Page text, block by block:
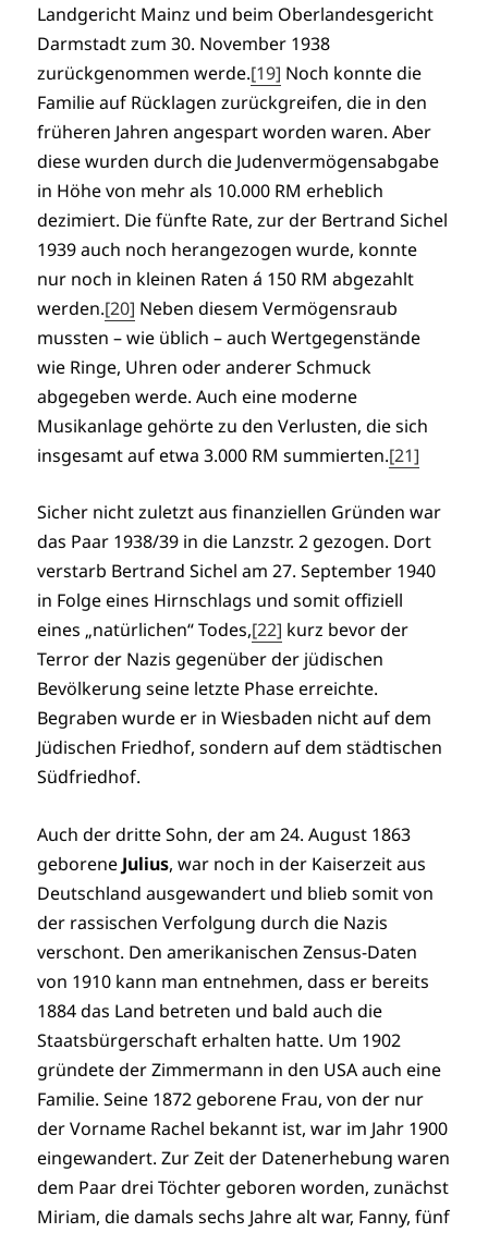
Landgericht Mainz und beim Oberlandesgericht
Darmstadt zum 30. November 1938
zurückgenommen werde.[19] Noch konnte die
Familie auf Rücklagen zurückgreifen, die in den
früheren Jahren angespart worden waren. Aber
diese wurden durch die Judenvermögensabgabe
in Höhe von mehr als 10.000 RM erheblich
dezimiert. Die fünfte Rate, zur der Bertrand Sichel
1939 auch noch herangezogen wurde, konnte
nur noch in kleinen Raten á 150 RM abgezahlt
werden.[20] Neben diesem Vermögensraub
mussten – wie üblich – auch Wertgegenstände
wie Ringe, Uhren oder anderer Schmuck
abgegeben werde. Auch eine moderne
Musikanlage gehörte zu den Verlusten, die sich
insgesamt auf etwa 3.000 RM summierten.[21]
Sicher nicht zuletzt aus finanziellen Gründen war
das Paar 1938/39 in die Lanzstr. 2 gezogen. Dort
verstarb Bertrand Sichel am 27. September 1940
in Folge eines Hirnschlags und somit offiziell
eines „natürlichen“ Todes,[22] kurz bevor der
Terror der Nazis gegenüber der jüdischen
Bevölkerung seine letzte Phase erreichte.
Begraben wurde er in Wiesbaden nicht auf dem
Jüdischen Friedhof, sondern auf dem städtischen
Südfriedhof.
Auch der dritte Sohn, der am 24. August 1863
geborene Julius, war noch in der Kaiserzeit aus
Deutschland ausgewandert und blieb somit von
der rassischen Verfolgung durch die Nazis
verschont. Den amerikanischen Zensus-Daten
von 1910 kann man entnehmen, dass er bereits
1884 das Land betreten und bald auch die
Staatsbürgerschaft erhalten hatte. Um 1902
gründete der Zimmermann in den USA auch eine
Familie. Seine 1872 geborene Frau, von der nur
der Vorname Rachel bekannt ist, war im Jahr 1900
eingewandert. Zur Zeit der Datenerhebung waren
dem Paar drei Töchter geboren worden, zunächst
Miriam, die damals sechs Jahre alt war, Fanny, fünf